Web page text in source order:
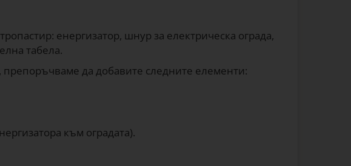
енергизатор, шнур за електрическа ограда,
табела.
препоръчваме да добавите следните елементи:
към оградата).